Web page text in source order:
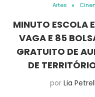
Artes
MINUTO ESCOLA
VAGA E 85
GRATUITO DE
DE
por Lia